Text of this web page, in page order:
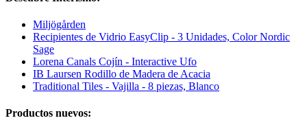
Miljögården
Recipientes de Vidrio EasyClip - 3 Unidades, Color Nordic
Sage
Lorena Canals Cojín - Interactive Ufo
IB Laursen Rodillo de Madera de Acacia
Traditional Tiles - Vajilla - 8 piezas, Blanco
Productos nuevos: